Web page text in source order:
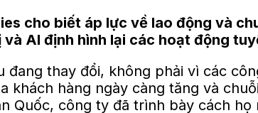
cho biết áp lực về lao động và
và AI định hình lại các hoạt động
đang thay đổi, không phải vì các
khách hàng ngày càng tăng và
Quốc, công ty đã trình bày cách